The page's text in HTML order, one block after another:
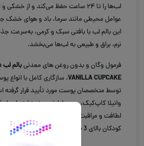
لب‌ها را تا ۲۴ ساعت حفظ می‌کند و از
عوامل محیطی مانند سرما، باد و هوای خشک
این بالم لب با بافتی سبک و کرمی، به‌سرعت
نرم، براق و طبیعی به لب‌ها می‌بخشد.
فرمول وگان و بدون روغن‌ های معدنی
VANILLA CUPCAKE، سازگاری کامل با انواع
توسط متخصصان پوست مورد تأیید قرار گرفته
وانیلا کاپ‌کیک، حسی لطیف و خوشایند ایجاد
لطافت و مراقبت روزانه را به همراه دارد. این
کودکان بالای 3 سال مناسب است.